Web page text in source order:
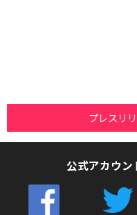
プレスリ
公式アカウン